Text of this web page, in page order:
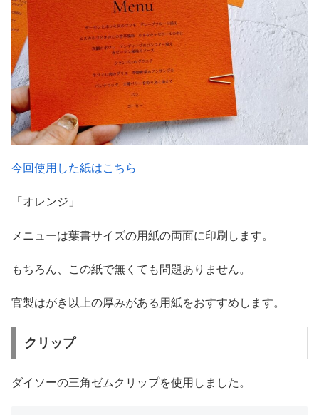
今回使用した紙はこちら
「オレンジ」
メニューは葉書サイズの用紙の両面に印刷します。
もちろん、この紙で無くても問題ありません。
官製はがき以上の厚みがある用紙をおすすめします。
クリップ
ダイソーの三角ゼムクリップを使用しました。